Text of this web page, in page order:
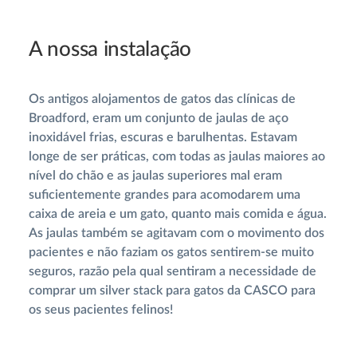
A nossa instalação
Os antigos alojamentos de gatos das clínicas de
Broadford, eram um conjunto de jaulas de aço
inoxidável frias, escuras e barulhentas. Estavam
longe de ser práticas, com todas as jaulas maiores ao
nível do chão e as jaulas superiores mal eram
suficientemente grandes para acomodarem uma
caixa de areia e um gato, quanto mais comida e água.
As jaulas também se agitavam com o movimento dos
pacientes e não faziam os gatos sentirem-se muito
seguros, razão pela qual sentiram a necessidade de
comprar um silver stack para gatos da CASCO para
os seus pacientes felinos!